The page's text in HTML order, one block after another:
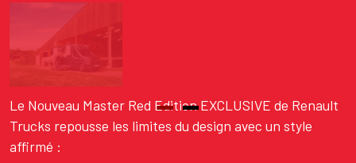
Texte
Le Nouveau Master Red Edition EXCLUSIVE de Renault
Trucks repousse les limites du design avec un style
affirmé :